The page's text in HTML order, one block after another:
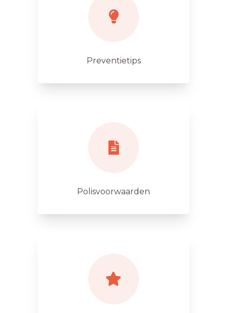
Preventietips
Polisvoorwaarden